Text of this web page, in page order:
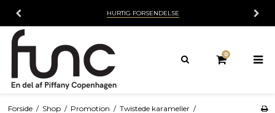
HURTIG FORSENDELSE
0
Forside / Shop / Promotion / Twistede karameller /